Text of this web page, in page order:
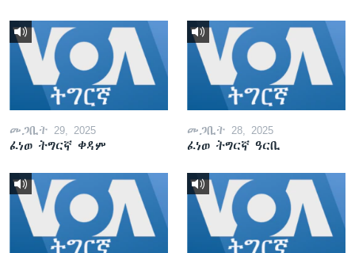
መጋቢት 29, 2025
ፈነወ ትግርኛ ቀዳም
መጋቢት 28, 2025
ፈነወ ትግርኛ ዓርቢ